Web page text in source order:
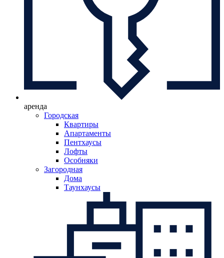
аренда
Городская
Квартиры
Апартаменты
Пентхаусы
Лофты
Особняки
Загородная
Дома
Таунхаусы